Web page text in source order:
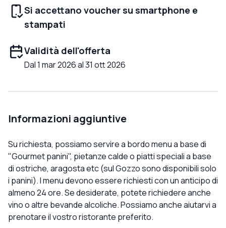
Si accettano voucher su smartphone e
stampati
Validità dell'offerta
Dal 1 mar 2026 al 31 ott 2026
Informazioni aggiuntive
Su richiesta, possiamo servire a bordo menu a base di
"Gourmet panini", pietanze calde o piatti speciali a base
di ostriche, aragosta etc (sul Gozzo sono disponibili solo
i panini). I menu devono essere richiesti con un anticipo di
almeno 24 ore. Se desiderate, potete richiedere anche
vino o altre bevande alcoliche. Possiamo anche aiutarvi a
prenotare il vostro ristorante preferito.